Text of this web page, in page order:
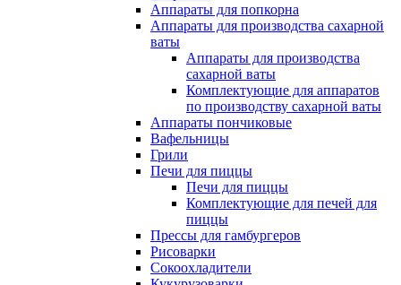
Аппараты для попкорна
Аппараты для производства сахарной
ваты
Аппараты для производства
сахарной ваты
Комплектующие для аппаратов
по производству сахарной ваты
Аппараты пончиковые
Вафельницы
Грили
Печи для пиццы
Печи для пиццы
Комплектующие для печей для
пиццы
Прессы для гамбургеров
Рисоварки
Сокоохладители